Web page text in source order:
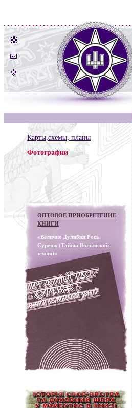
Карты,схемы, планы
Фотографии
ОПТОВОЕ ПРИОБРЕТЕНИЕ
КНИГИ
«Величие Дулибии Рось.
Суренж (Тайны Волынской
земли)»